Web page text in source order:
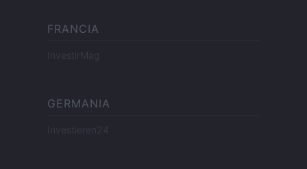
FRANCIA
InvestirMag
GERMANIA
Investieren24